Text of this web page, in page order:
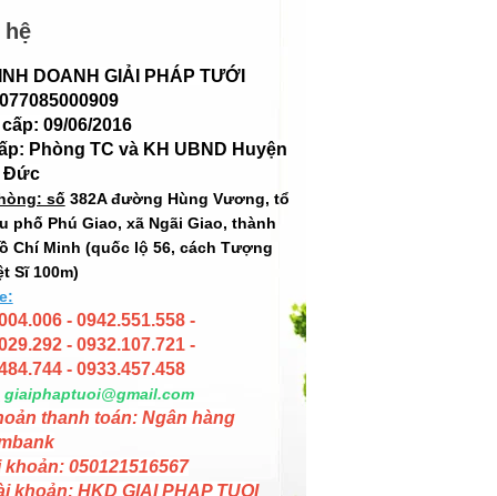
hệ
DOANH GIẢI PHÁP TƯỚI
09/06/2016
Phòng TC và KH UBND Huyện
Đức
số 382A đường Hùng Vương, tổ
phố Phú Giao, xã Ngãi Giao, thành
Chí Minh (quốc lộ 56, cách Tượng
Sĩ 100m)
- 0942.551.558 -
- 0932.107.721 -
- 0933.457.458
giaiphaptuoi@gmail.com
thanh toán: Ngân hàng
khoản: 050121516567
khoản: HKD GIAI PHAP TUOI